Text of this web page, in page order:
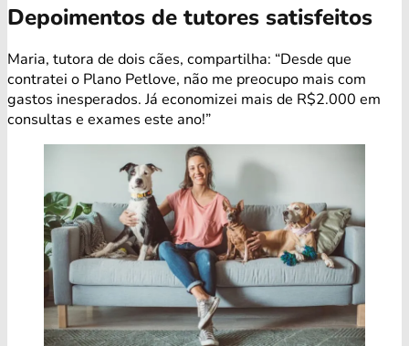
Depoimentos de tutores satisfeitos
Maria, tutora de dois cães, compartilha: “Desde que
contratei o Plano Petlove, não me preocupo mais com
gastos inesperados. Já economizei mais de R$2.000 em
consultas e exames este ano!”